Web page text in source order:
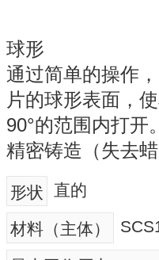
球形
通过简单的操作
片的球形表面，
90°的范围内打开。
精密铸造（失去蜡
形状 直的
材料（主体）